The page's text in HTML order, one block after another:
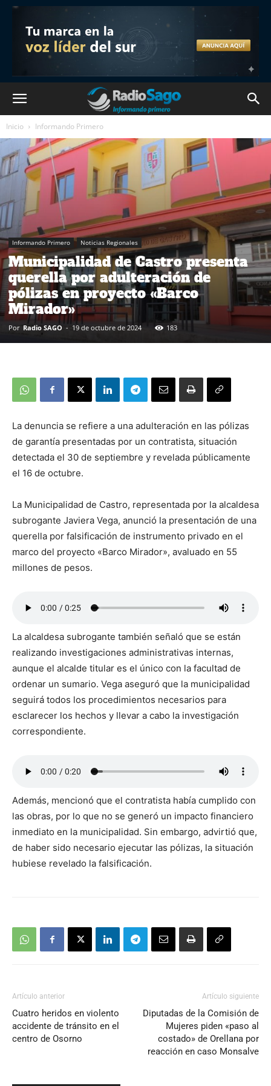
Inicio Informando Primero
Informando Primero Noticias Regionales
Municipalidad de Castro presenta
querella por adulteración de
pólizas en proyecto «Barco
Mirador»
Por Radio SAGO - 19 de octubre de 2024 183
La denuncia se refiere a una adulteración en las pólizas
de garantía presentadas por un contratista, situación
detectada el 30 de septiembre y revelada públicamente
el 16 de octubre.
La Municipalidad de Castro, representada por la alcaldesa
subrogante Javiera Vega, anunció la presentación de una
querella por falsificación de instrumento privado en el
marco del proyecto «Barco Mirador», avaluado en 55
millones de pesos.
La alcaldesa subrogante también señaló que se están
realizando investigaciones administrativas internas,
aunque el alcalde titular es el único con la facultad de
ordenar un sumario. Vega aseguró que la municipalidad
seguirá todos los procedimientos necesarios para
esclarecer los hechos y llevar a cabo la investigación
correspondiente.
Además, mencionó que el contratista había cumplido con
las obras, por lo que no se generó un impacto financiero
inmediato en la municipalidad. Sin embargo, advirtió que,
de haber sido necesario ejecutar las pólizas, la situación
hubiese revelado la falsificación.
Artículo anterior
Cuatro heridos en violento
accidente de tránsito en el
centro de Osorno
Artículo siguiente
Diputadas de la Comisión de
Mujeres piden «paso al
costado» de Orellana por
reacción en caso Monsalve